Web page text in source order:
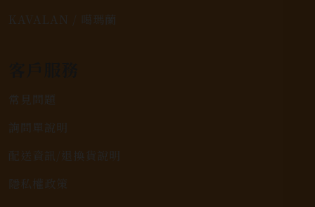
KAVALAN / 噶瑪蘭
常見問題
詢問單說明
配送資訊/退換貨說明
隱私權政策